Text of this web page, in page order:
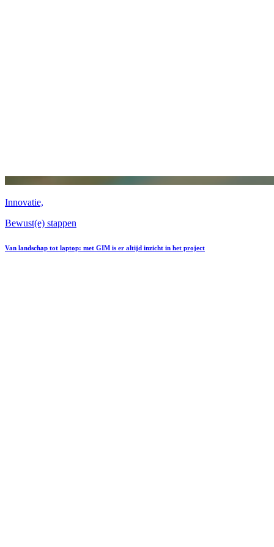
Innovatie,
Bewust(e) stappen
Van landschap tot laptop: met GIM is er altijd inzicht in het project